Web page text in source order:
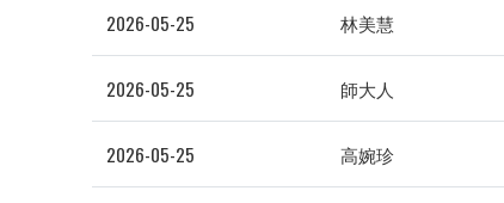
2026-05-25 林美慧
2026-05-25 師大人
2026-05-25 高婉珍